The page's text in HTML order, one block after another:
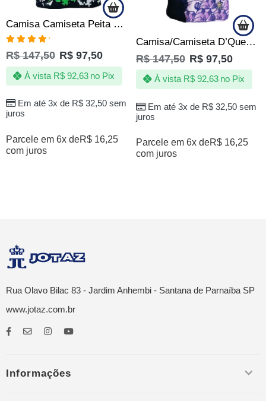
Camisa Camiseta Peita Monsenhor – Tio Patinhas
Avaliação
5.00de 5
R$147,50 R$ 97,50
Em até 3x de R$32,50sem
juros
À vista R$92,63 no Pix
Parcele em 6x deR$ 16,25
com juros
Camisa/Camiseta D’Quebrada Milionário
R$147,50 R$ 97,50
Em até 3x de R$32,50sem
juros
À vista R$92,63 no Pix
Parcele em 6x deR$ 16,25
com juros
Rua Olavo Bilac 83 - Jardim Anhembi - Santana de Parnaíba SP
www.jotaz.com.br
Informações